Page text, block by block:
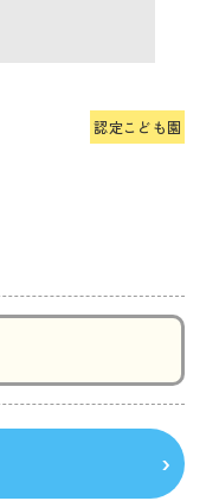
認定こども園